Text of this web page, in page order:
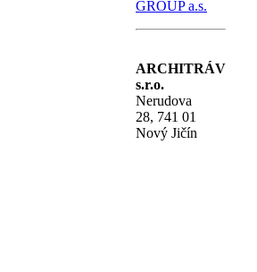
ARCHITRÁV
s.r.o.
Nerudova
28, 741 01
Nový Jičín